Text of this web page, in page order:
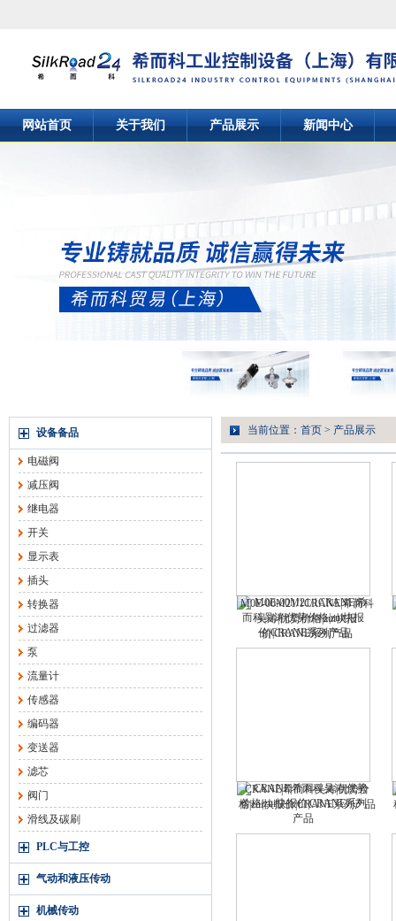
网站首页 关于我们 产品展示 新闻中心
设备备品
电磁阀
减压阀
继电器
开关
显示表
插头
转换器
过滤器
泵
流量计
传感器
编码器
变送器
滤芯
阀门
滑线及碳刷
PLC与工控
气动和液压传动
机械传动
当前位置： 首页 > 产品展示
M0E-00M21/1CRANE|希而科
吴涛|优势价格|zui快报
价|CRANE系列产品
CRANE|希而科吴涛|优势价
格|zui快报价|CRANE系列产品